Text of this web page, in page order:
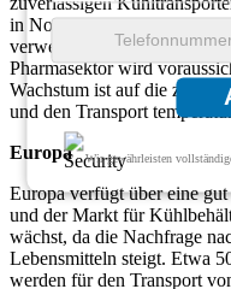
Wir gewährleisten
in Nordamerika werden für
verwendet, und die
Pharmasektor wird
Wachstum ist auf die
und den Transport
Europa
Europa verfügt über eine
und der Markt für
wächst, da die Nachfrage
Lebensmitteln steigt. Etwa
werden für den Transport